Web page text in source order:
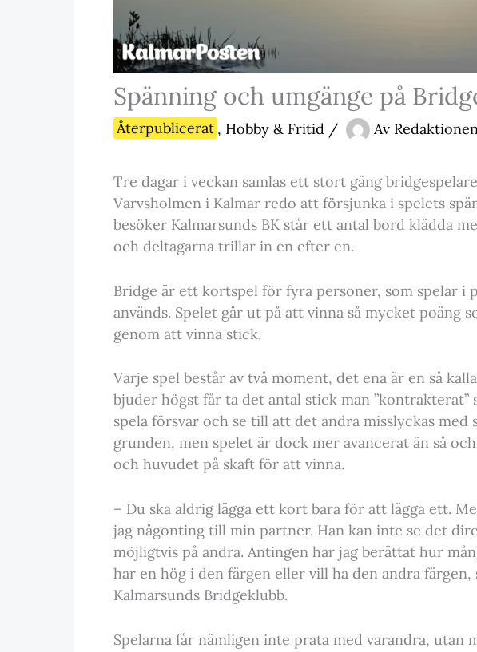
Spänning och umgänge på
Återpublicerat , Hobby & Fritid / Av Redaktionen
Tre dagar i veckan samlas ett stort gäng
Varvsholmen i Kalmar redo att försjunka i spelets
besöker Kalmarsunds BK står ett antal bord klädda
och deltagarna trillar in en efter en.
Bridge är ett kortspel för fyra personer, som spelar i
används. Spelet går ut på att vinna så mycket poäng
genom att vinna stick.
Varje spel består av två moment, det ena är en så
bjuder högst får ta det antal stick man ”kontrakterat”
spela försvar och se till att det andra misslyckas med
grunden, men spelet är dock mer avancerat än så
och huvudet på skaft för att vinna.
– Du ska aldrig lägga ett kort bara för att lägga ett.
jag någonting till min partner. Han kan inte se det
möjligtvis på andra. Antingen har jag berättat hur
har en hög i den färgen eller vill ha den andra
Kalmarsunds Bridgeklubb.
Spelarna får nämligen inte prata med varandra, utan